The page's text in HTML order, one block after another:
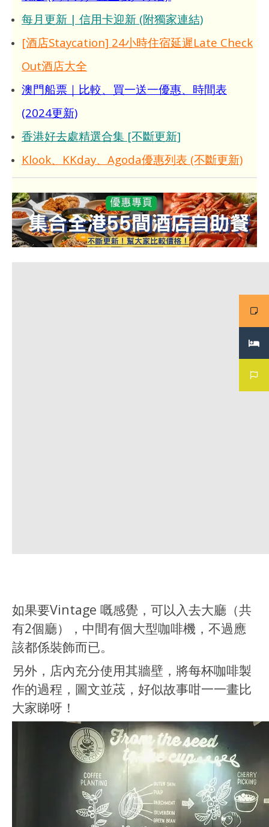
每月更新 | 信用卡迎新 (附獨家連結)
[酒店Staycation] 24小時住宿延遲Late Check
Out酒店大全
澳門船票｜比較、買一送一優惠、時間表
(2024更新)
香港好去處精選合集 [不斷更新]
Klook、KKday、Agoda優惠列表 (不斷更新)
如果要Vintage 嘅感覺，可以入去大廳（共
有2個廳），中間有個大型咖啡機，不過應
該都係裝飾而已。
另外，店內充分使用其牆壁，將每杯咖啡製
作的過程，圖文並荗，好似故事咁一一畫比
大家睇呀！